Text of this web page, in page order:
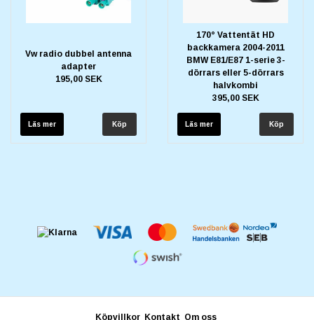
Vw radio dubbel antenna
adapter
195,00 SEK
Läs mer
170° Vattentät HD
backkamera 2004-2011
BMW E81/E87 1-serie 3-
dörrars eller 5-dörrars
halvkombi
395,00 SEK
Läs mer
Köpvillkor Kontakt Om oss